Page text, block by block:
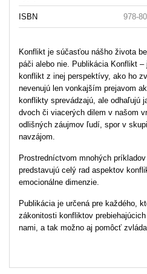
ISBN 978-
Konflikt je súčasťou nášho života
páči alebo nie. Publikácia Konflikt
konflikt z inej perspektívy, ako ho
nevenujú len vonkajším prejavom
konflikty sprevádzajú, ale odhaľujú
dvoch či viacerých dilem v našom
odlišných záujmov ľudí, spor v
navzájom.
Prostredníctvom mnohých
predstavujú celý rad aspektov
emocionálne dimenzie.
Publikácia je určená pre každého,
zákonitosti konfliktov
nami, a tak možno aj pomôcť